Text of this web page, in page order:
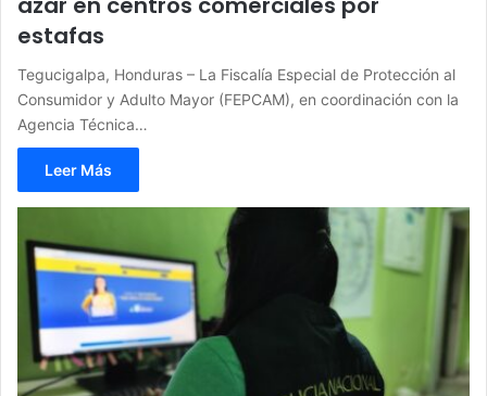
estafas
Tegucigalpa, Honduras – La Fiscalía Especial de Protección al
Consumidor y Adulto Mayor (FEPCAM), en coordinación con la
Agencia Técnica…
Leer Más